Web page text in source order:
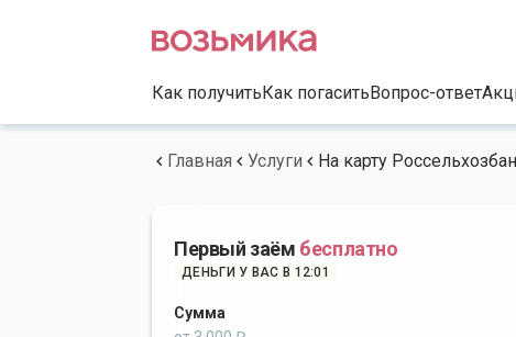
Как получитьКак погаситьВопрос-ответ
Главная Услуги На карту
Первый заём бесплатно
ДЕНЬГИ У ВАС В 12:01
Сумма